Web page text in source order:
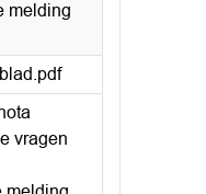
melding
vragen